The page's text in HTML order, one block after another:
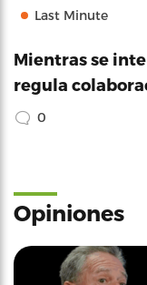
Last Minute
Mientras se
regula
0
Opiniones